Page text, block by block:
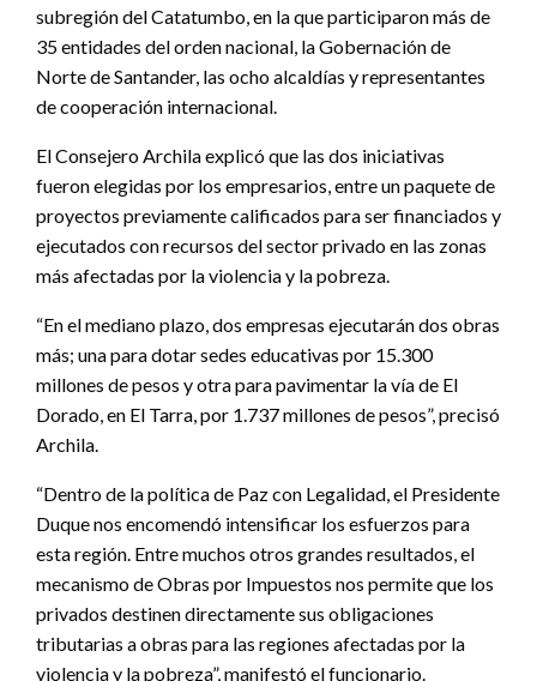
subregión del Catatumbo, en la que participaron más de
35 entidades del orden nacional, la Gobernación de
Norte de Santander, las ocho alcaldías y representantes
de cooperación internacional.
El Consejero Archila explicó que las dos iniciativas
fueron elegidas por los empresarios, entre un paquete de
proyectos previamente calificados para ser financiados y
ejecutados con recursos del sector privado en las zonas
más afectadas por la violencia y la pobreza.
“En el mediano plazo, dos empresas ejecutarán dos obras
más; una para dotar sedes educativas por 15.300
millones de pesos y otra para pavimentar la vía de El
Dorado, en El Tarra, por 1.737 millones de pesos”, precisó
Archila.
“Dentro de la política de Paz con Legalidad, el Presidente
Duque nos encomendó intensificar los esfuerzos para
esta región. Entre muchos otros grandes resultados, el
mecanismo de Obras por Impuestos nos permite que los
privados destinen directamente sus obligaciones
tributarias a obras para las regiones afectadas por la
violencia y la pobreza”, manifestó el funcionario.